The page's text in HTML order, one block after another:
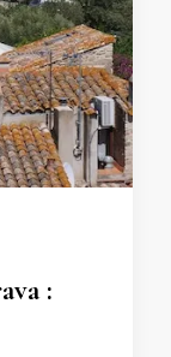
: